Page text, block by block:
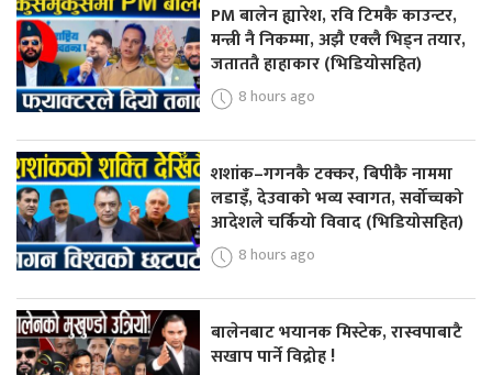
PM बालेन ह्यारेश, रवि टिमकै काउन्टर,
मन्त्री नै निकम्मा, अझै एक्लै भिड्न तयार,
जताततै हाहाकार (भिडियोसहित)
8 hours ago
शशांक–गगनकै टक्कर, बिपीकै नाममा
लडाइँ, देउवाको भव्य स्वागत, सर्वोच्चको
आदेशले चर्कियो विवाद (भिडियोसहित)
8 hours ago
बालेनबाट भयानक मिस्टेक, रास्वपाबाटै
सखाप पार्ने विद्रोह !